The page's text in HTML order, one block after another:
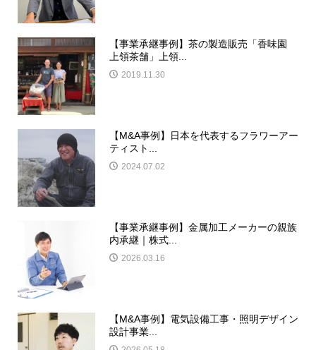
【事業承継事例】茶の製造販売「香味園
上領茶舗」上領...
2019.11.30
【M&A事例】日本を代表するフラワーアー
ティスト...
2024.07.02
【事業承継事例】金属加工メーカーの親族
内承継｜株式...
2026.03.16
【M&A事例】電気設備工事・照明デザイン
設計事業...